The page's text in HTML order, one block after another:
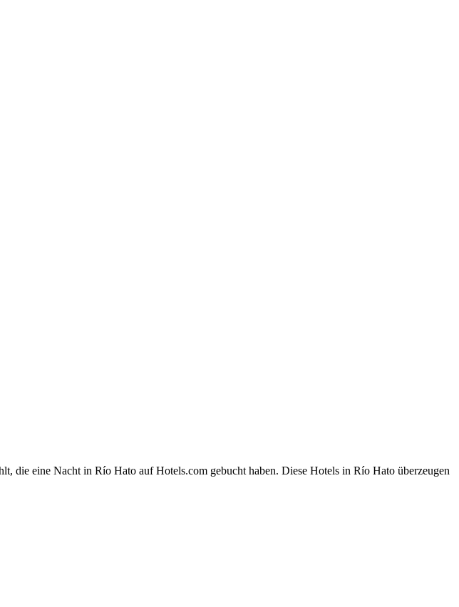
die eine Nacht in Río Hato auf Hotels.com gebucht haben. Diese Hotels in Río Hato überzeugen